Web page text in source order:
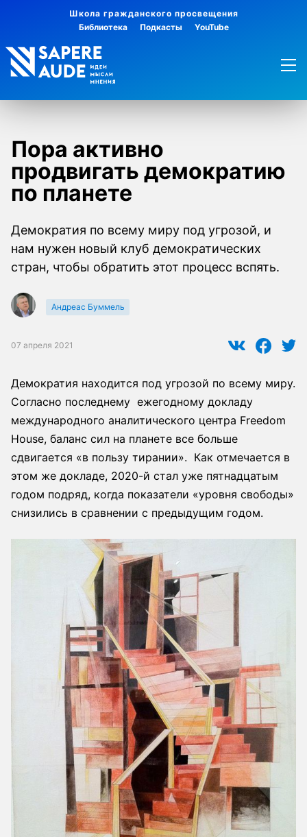
Школа гражданского просвещения
Библиотека
Подкасты YouTube
Пора активно
продвигать демократию
по планете
Демократия по всему миру под угрозой, и
нам нужен новый клуб демократических
стран, чтобы обратить этот процесс вспять.
Андреас Буммель
07 апреля 2021
Демократия находится под угрозой по всему миру.
Согласно последнему ежегодному докладу
международного аналитического центра Freedom
House, баланс сил на планете все больше
сдвигается «в пользу тирании». Как отмечается в
этом же докладе, 2020-й стал уже пятнадцатым
годом подряд, когда показатели «уровня свободы»
снизились в сравнении с предыдущим годом.